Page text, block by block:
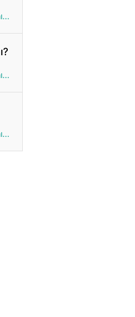
Monay Para Uzmanı Gönül
Monay Para Uzmanı Gönül
Monay Para Uzmanı Gönül